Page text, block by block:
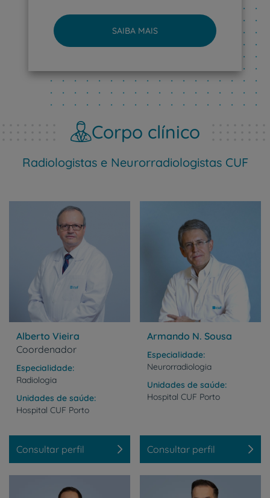
SAIBA MAIS
Corpo clínico
Radiologistas e Neurorradiologistas CUF
Alberto Vieira
Coordenador
Especialidade
Radiologia
Unidades de saúde
Hospital CUF Porto
Consultar perfil
Armando N. Sousa
Especialidade
Neurorradiologia
Unidades de saúde
Hospital CUF Porto
Consultar perfil